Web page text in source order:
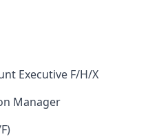
Executive F/H/X
Manager